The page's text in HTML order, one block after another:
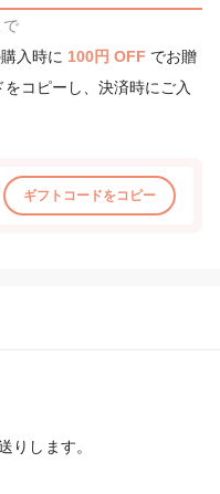
で
入時に 100円 OFF でお贈
コピーし、決済時にご入
ギフトコードをコピー
りします。